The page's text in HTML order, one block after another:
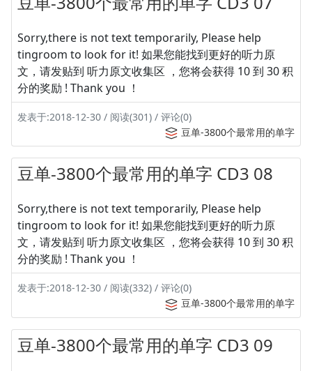
Sorry,there is not text temporarily, Please help
tingroom to look for it! 如果您能找到更好的听力原
文，请发贴到 听力原文收集区 ，您将会获得 10 到 30 积
分的奖励 ! Thank you ！
发表于:2018-12-30 / 阅读(301) / 评论(0)
豆单-3800个最常用的单字
豆单-3800个最常用的单字 CD3 08
Sorry,there is not text temporarily, Please help
tingroom to look for it! 如果您能找到更好的听力原
文，请发贴到 听力原文收集区 ，您将会获得 10 到 30 积
分的奖励 ! Thank you ！
发表于:2018-12-30 / 阅读(332) / 评论(0)
豆单-3800个最常用的单字
豆单-3800个最常用的单字 CD3 09